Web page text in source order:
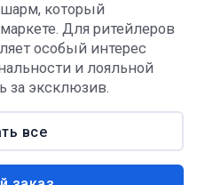
который
Для ритейлеров
особый интерес
и лояльной
за эксклюзив.
все